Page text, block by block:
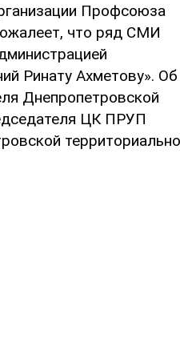
Профсоюза
что ряд СМИ
Ринату Ахметову». Об
Днепропетровской
ЦК ПРУП